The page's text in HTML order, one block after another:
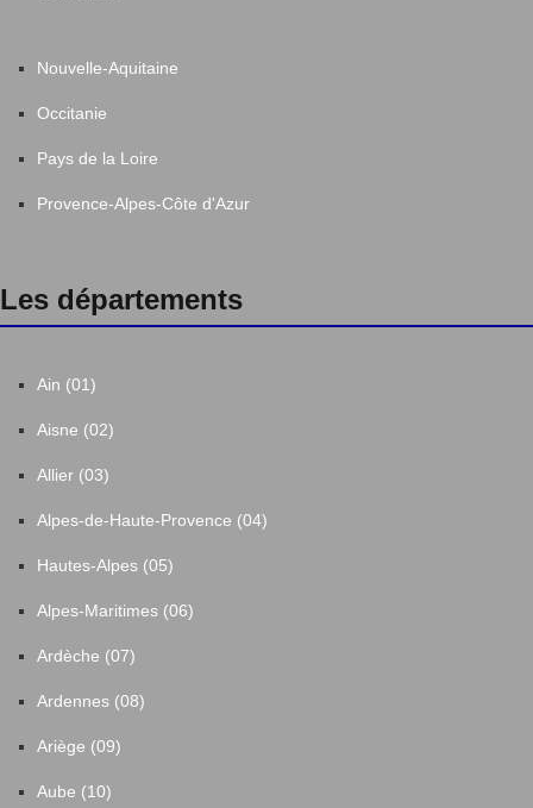
Nouvelle-Aquitaine
Occitanie
Pays de la Loire
Provence-Alpes-Côte d'Azur
Les départements
Ain (01)
Aisne (02)
Allier (03)
Alpes-de-Haute-Provence (04)
Hautes-Alpes (05)
Alpes-Maritimes (06)
Ardèche (07)
Ardennes (08)
Ariège (09)
Aube (10)